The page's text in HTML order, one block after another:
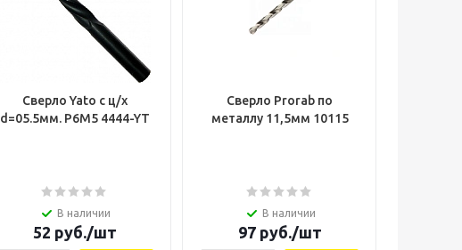
Сверло Yato с ц/х
d=05.5мм. Р6М5 4444-YT
В наличии
52 руб./шт
Сверло Prorab по
металлу 11,5мм 10115
В наличии
97руб./шт